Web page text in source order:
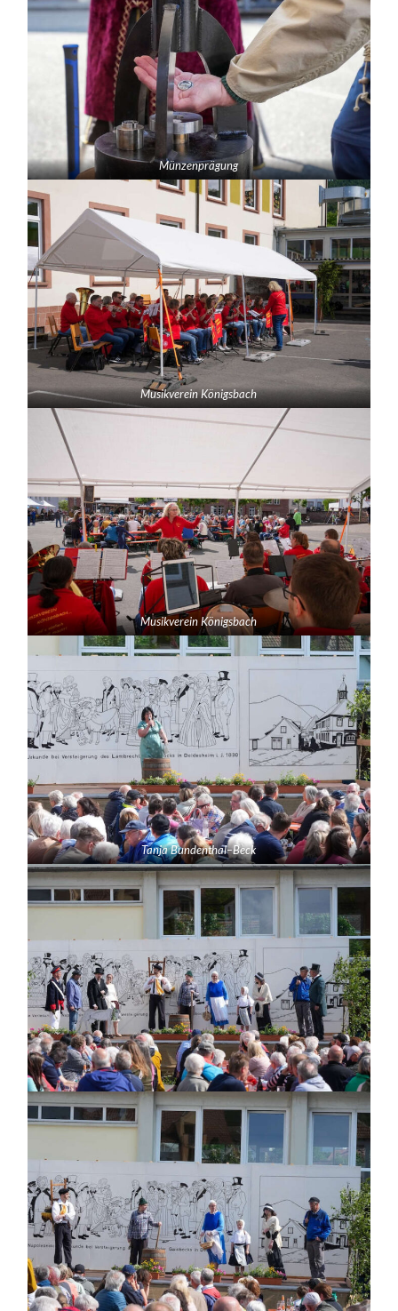
Münzenprägung
Musikverein Königsbach
Musikverein Königsbach
Tanja Bundenthal–Beck